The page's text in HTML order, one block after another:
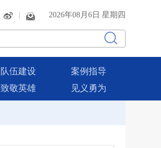
| 2026年08月6日 星期四
队伍建设
案例指导
致敬英雄 见义勇为